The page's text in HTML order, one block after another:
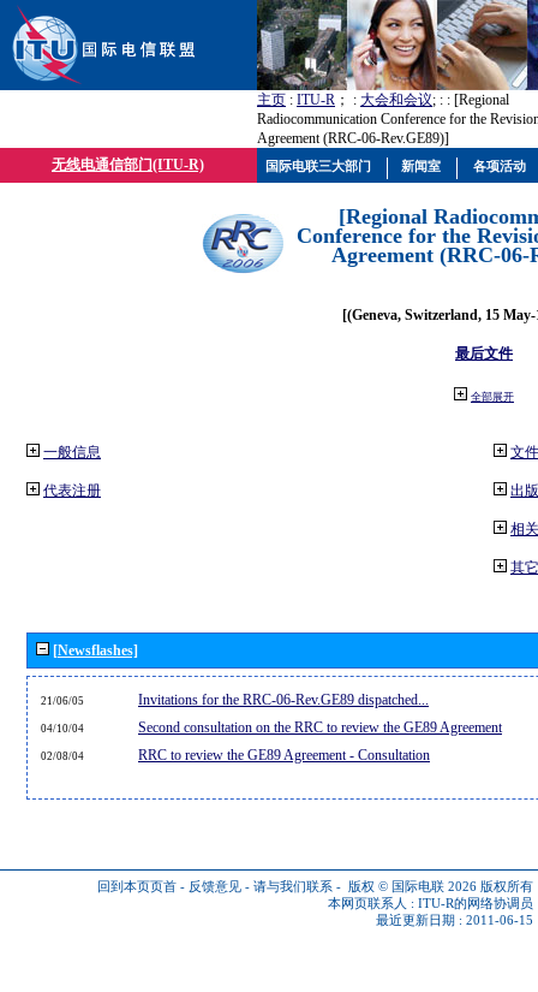
主页 : ITU-R ； : 大会和会议; : : [Regional
Radiocommunication Conference for the
Agreement (RRC-06-Rev.GE89)]
无线电通信部门(ITU-R)
[Regional
Conference for the
Agreement (RRC-06-
[(Geneva, Switzerland, 15
最后文件
全部展开
一般信息
代表注册
文件
出
相
其
[Newsflashes]
21/06/05 Invitations for the RRC-06-Rev.GE89 dispatched...
04/10/04 Second consultation on the RRC to review the GE89 Agreement
02/08/04 RRC to review the GE89 Agreement - Consultation
回到本页页首 - 反馈意见 - 请与我们联系 - 版权 © 国际电联 2026 版权所有
本网页联系人 : ITU-R的网络协调员
最近更新日期 : 2011-06-15
国际电联三大部门 新闻室 各项活动